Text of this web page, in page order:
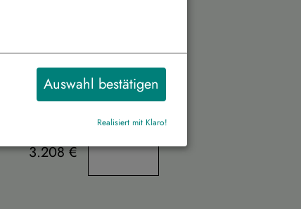
3.208 €
3.208 €
3.208 €
Auswahl bestätigen
Realisiert mit Klaro!